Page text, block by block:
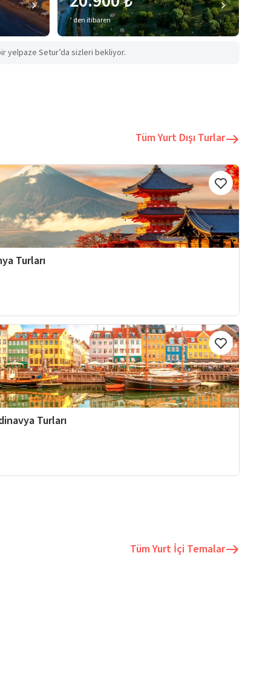
’ den itibaren
yelpaze Setur’da sizleri bekliyor.
Tüm Yurt Dışı Turlar
Turları
Turları
TümYurt İçi Temalar